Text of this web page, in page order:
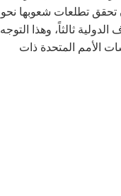
تحقق تطلعات شعوبها نحو
الدولية ثالثاً، وهذا التوجه
الأمم المتحدة ذات